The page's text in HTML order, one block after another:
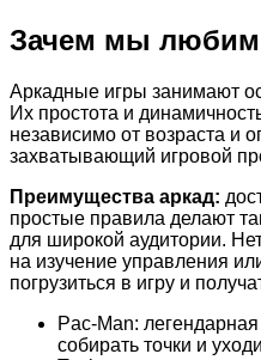
Зачем мы любим
Аркадные игры занимают
Их простота и
независимо от возраста и
захватывающий игровой
Преимущества аркад:
простые правила делают
для широкой аудитории.
на изучение управления
погрузиться в игру и
Pac-Man:
собирать точки и